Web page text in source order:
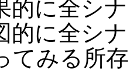
的に全シ
的に全シ
てみる所